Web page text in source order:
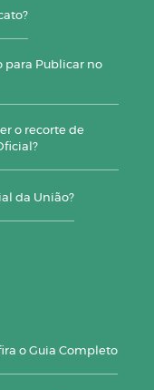
para Publicar no
o recorte de
da União?
o Guia Completo